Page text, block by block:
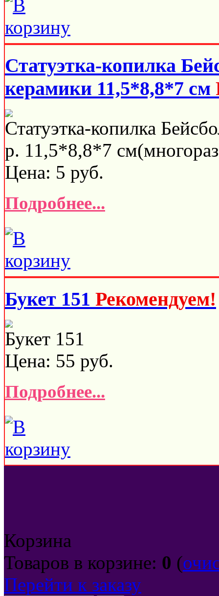
Статуэтка-копилка
керамики 11,5*8,8*7 см
Статуэтка-копилка
р. 11,5*8,8*7
Цена: 5 руб.
Подробнее...
Букет 151 Рекомендуем!
Букет 151
Цена: 55 руб.
Подробнее...
Корзина
Товаров в корзине: 0 (
Перейти к заказу